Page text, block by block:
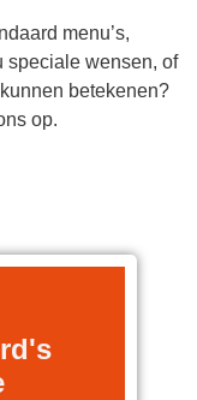
menu’s,
speciale wensen, of
betekenen?
op.